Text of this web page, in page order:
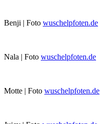
Benji | Foto wuschelpfoten.de
Nala | Foto wuschelpfoten.de
Motte | Foto wuschelpfoten.de